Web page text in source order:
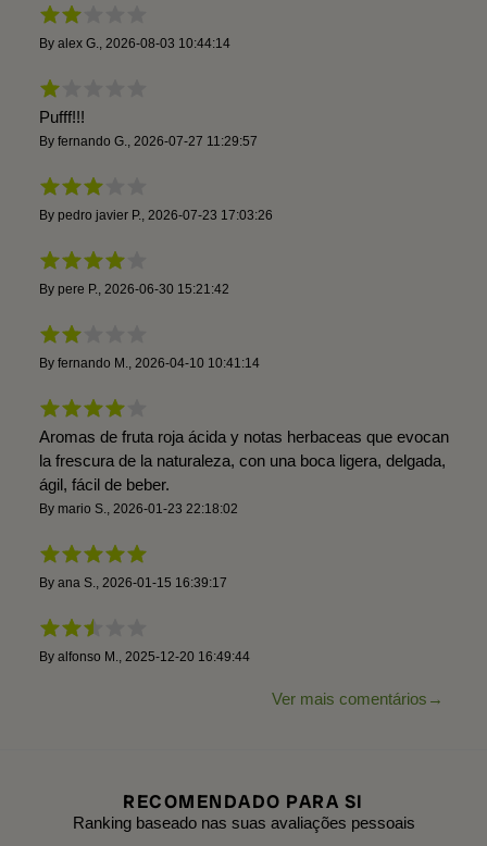
By alex G. 2026-08-03 10:44:14
Pufff!!!
By fernando G. 2026-07-27 11:29:57
By pedro javier P. 2026-07-23 17:03:26
By pere P. 2026-06-30 15:21:42
By fernando M. 2026-04-10 10:41:14
Aromas de fruta roja ácida y notas herbaceas que evocan
la frescura de la naturaleza, con una boca ligera, delgada,
ágil, fácil de beber.
By mario S. 2026-01-23 22:18:02
By ana S. 2026-01-15 16:39:17
By alfonso M. 2025-12-20 16:49:44
Ver mais comentários
RECOMENDADO PARA SI
Ranking baseado nas suas avaliações pessoais